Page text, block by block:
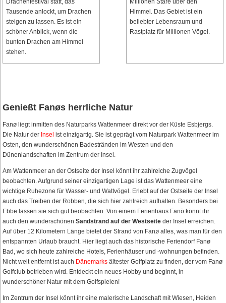
Tausende anlockt, um Drachen
steigen zu lassen. Es ist ein
schöner Anblick, wenn die
bunten Drachen am Himmel
stehen.
Himmel. Das Gebiet ist ein
beliebter Lebensraum und
Rastplatz für Millionen Vögel.
Genießt Fanøs herrliche Natur
Fanø liegt inmitten des Naturparks Wattenmeer direkt vor der Küste Esbjergs.
Die Natur der Insel ist einzigartig. Sie ist geprägt vom Naturpark Wattenmeer im
Osten, den wunderschönen Badestränden im Westen und den
Dünenlandschaften im Zentrum der Insel.
Am Wattenmeer an der Ostseite der Insel könnt ihr zahlreiche Zugvögel
beobachten. Aufgrund seiner einzigartigen Lage ist das Wattenmeer eine
wichtige Ruhezone für Wasser- und Wattvögel. Erlebt auf der Ostseite der Insel
auch das Treiben der Robben, die sich hier zahlreich aufhalten. Besonders bei
Ebbe lassen sie sich gut beobachten. Von einem Ferienhaus Fanö könnt ihr
auch den wunderschönen Sandstrand auf der Westseite der Insel erreichen.
Auf über 12 Kilometern Länge bietet der Strand von Fanø alles, was man für den
entspannten Urlaub braucht. Hier liegt auch das historische Feriendorf Fanø
Bad, wo sich heute zahlreiche Hotels, Ferienhäuser und -wohnungen befinden.
Nicht weit entfernt ist auch Dänemarks ältester Golfplatz zu finden, der vom Fanø
Golfclub betrieben wird. Entdeckt ein neues Hobby und beginnt, in
wunderschöner Natur mit dem Golfspielen!
Im Zentrum der Insel könnt ihr eine malerische Landschaft mit Wiesen, Heiden